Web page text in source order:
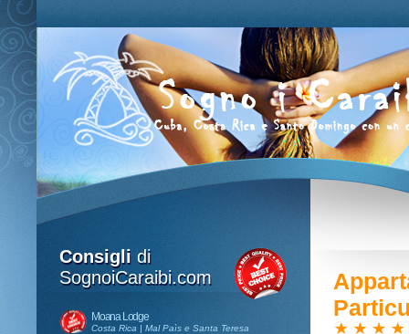
Consigli di
SognoiCaraibi.com
Moana Lodge
Costa Rica | Mal Paìs e Santa Teresa